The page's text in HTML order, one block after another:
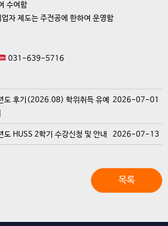
수여함
자 제도는 주전공에 한하여 운영함
031-639-5716
도 후기(2026.08) 학위취득 유예
2026-07-01
HUSS 2학기 수강신청 및 안내 2026-07-13
목록